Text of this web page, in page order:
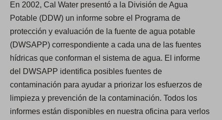
En 2002, Cal Water presentó a la División de Agua
Potable (DDW) un informe sobre el Programa de
protección y evaluación de la fuente de agua potable
(DWSAPP) correspondiente a cada una de las fuentes
hídricas que conforman el sistema de agua. El informe
del DWSAPP identifica posibles fuentes de
contaminación para ayudar a priorizar los esfuerzos de
limpieza y prevención de la contaminación. Todos los
informes están disponibles en nuestra oficina para verlos